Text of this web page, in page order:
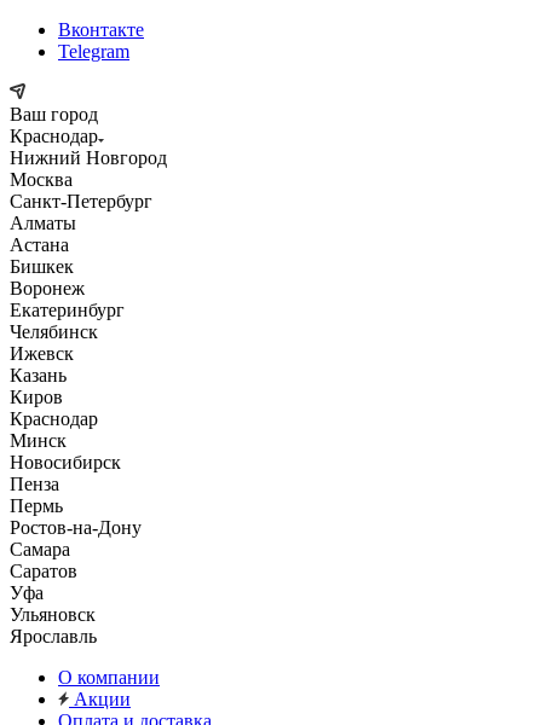
Вконтакте
Telegram
Ваш город
Краснодар
Нижний Новгород
Москва
Санкт-Петербург
Алматы
Астана
Бишкек
Воронеж
Екатеринбург
Челябинск
Ижевск
Казань
Киров
Краснодар
Минск
Новосибирск
Пенза
Пермь
Ростов-на-Дону
Самара
Саратов
Уфа
Ульяновск
Ярославль
О компании
Акции
Оплата и доставка